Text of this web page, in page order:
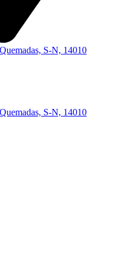
S-N, 14010
S-N, 14010